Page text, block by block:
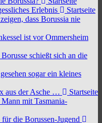
Erlebnis
Startseite
dass Borussia nie
ist vor Ommersheim
schießt sich an die
sogar ein kleines
aus der Asche …
Startseite
mit Tasmania-
die Borussen-Jugend